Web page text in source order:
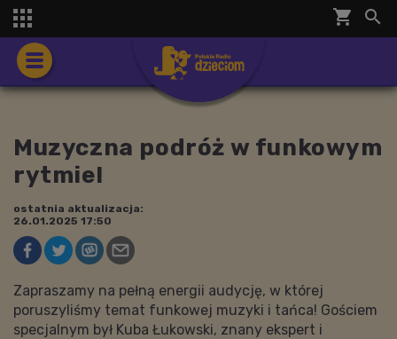
shopping_cart 

Muzyczna podróż w funkowym
rytmie!
ostatnia aktualizacja:
26.01.2025 17:50
Zapraszamy na pełną energii audycję, w której
poruszyliśmy temat funkowej muzyki i tańca! Gościem
specjalnym był Kuba Łukowski, znany ekspert i